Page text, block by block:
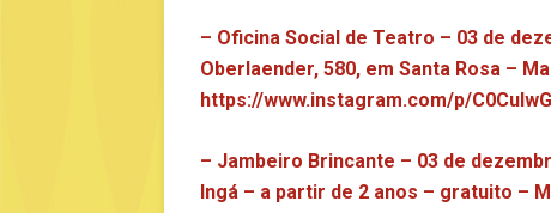
– Oficina Social de Teatro – 03 de
Oberlaender, 580, em Santa Rosa –
https://www.instagram.com/p/
– Jambeiro Brincante – 03 de
Ingá – a partir de 2 anos – gratuito –